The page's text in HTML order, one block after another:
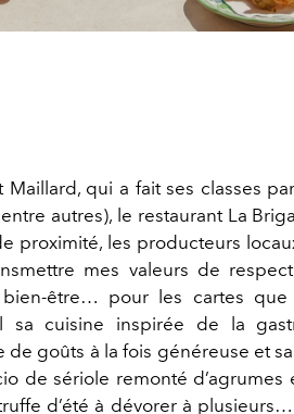
qui a fait ses classes
autres), le restaurant La
proximité, les producteurs
mes valeurs de
bien-être… pour les cartes que
sa cuisine inspirée de la
goûts à la fois généreuse et
de sériole remonté d’agrumes
d’été à dévorer à